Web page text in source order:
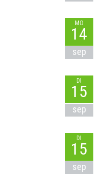
MO
14
sep
DI
15
sep
DI
15
sep